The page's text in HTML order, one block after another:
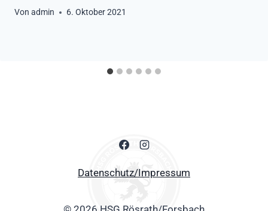
Von admin 6. Oktober 2021
Datenschutz/Impressum